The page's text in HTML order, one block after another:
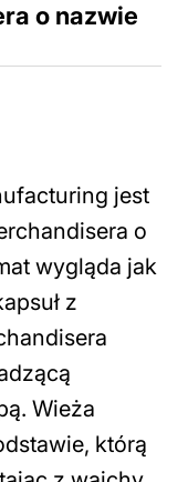
o nazwie
jest
o
wygląda jak
z
Wieża
którą